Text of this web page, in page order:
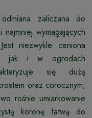
zaliczana do
wymagających
niezwykle ceniona
jak i w ogrodach
się dużą
oraz corocznym,
rośnie umiarkowanie
koronę łatwą do